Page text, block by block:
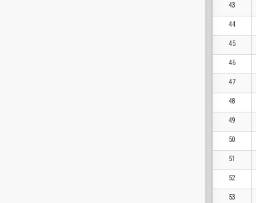
43
44
45
46
47
48
49
50
51
52
53